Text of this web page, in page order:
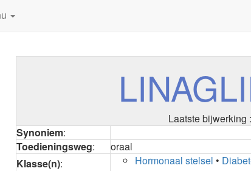
Laatste bijwerking
Synoniem:
Toedieningsweg:
oraal
Klasse(n): Hormonaal stelsel •